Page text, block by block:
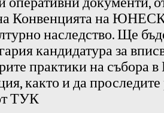
Конвенцията на
наследство. Ще
кандидатура за
практики на събора
както и да проследите
ТУК